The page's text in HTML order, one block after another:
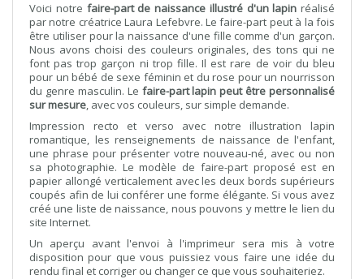
Voici notre faire-part de naissance illustré d'un lapin réalisé
par notre créatrice Laura Lefebvre. Le faire-part peut à la fois
être utiliser pour la naissance d'une fille comme d'un garçon.
Nous avons choisi des couleurs originales, des tons qui ne
font pas trop garçon ni trop fille. Il est rare de voir du bleu
pour un bébé de sexe féminin et du rose pour un nourrisson
du genre masculin. Le faire-part lapin peut être personnalisé
sur mesure, avec vos couleurs, sur simple demande.
Impression recto et verso avec notre illustration lapin
romantique, les renseignements de naissance de l'enfant,
une phrase pour présenter votre nouveau-né, avec ou non
sa photographie. Le modèle de faire-part proposé est en
papier allongé verticalement avec les deux bords supérieurs
coupés afin de lui conférer une forme élégante. Si vous avez
créé une liste de naissance, nous pouvons y mettre le lien du
site Internet.
Un aperçu avant l'envoi à l'imprimeur sera mis à votre
disposition pour que vous puissiez vous faire une idée du
rendu final et corriger ou changer ce que vous souhaiteriez.